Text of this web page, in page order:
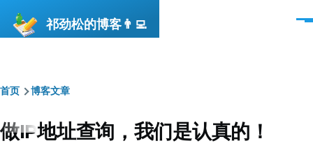
祁劲松的博客👨‍💻
菜
面
包
屑
首页 博客文章
做IP地址查询，我们是认真的！